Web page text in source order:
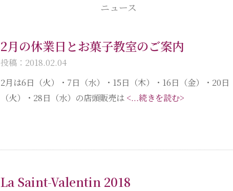
ニュース
2月の休業日とお菓子教室のご案内
投稿：2018.02.04
2月は6日（火）・7日（水）・15日（木）・16日（金）・20
（火）・28日（水）の店頭販売は <...続きを読む>
La Saint-Valentin 2018